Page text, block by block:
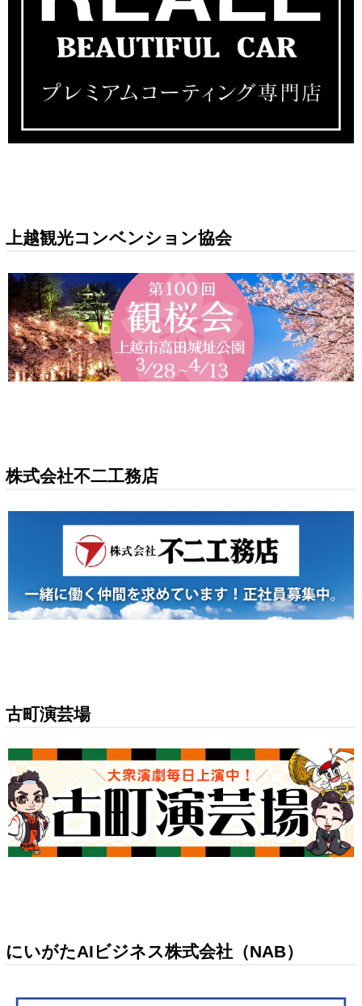
上越観光コンベンション協会
株式会社不二工務店
古町演芸場
にいがたAIビジネス株式会社（NAB）